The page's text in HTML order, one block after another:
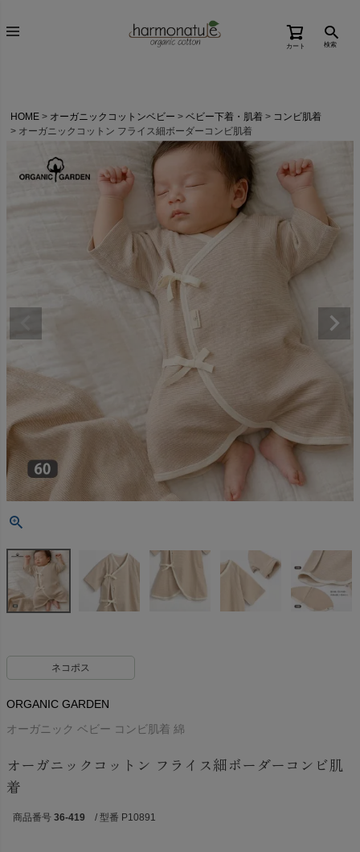
カート 検索
HOME オーガニックコットンベビー ベビー下着・肌着
コンビ肌着
オーガニックコットン フライス細ボーダーコンビ肌着
ネコポス
ORGANIC GARDEN
オーガニック ベビー コンビ肌着 綿
オーガニックコットン フライス細ボーダーコンビ肌
着
商品番号 36-419 / 型番 P10891